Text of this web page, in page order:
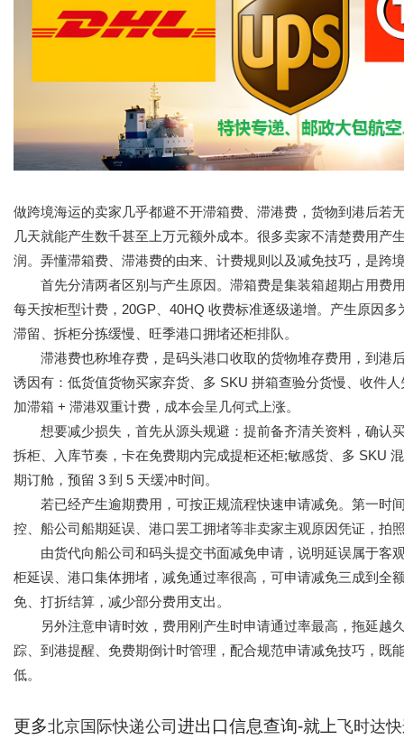
做跨境海运的卖家几乎都避不开滞箱费、滞港费，货物到港后若
几天就能产生数千甚至上万元额外成本。很多卖家不清楚费用
润。弄懂滞箱费、滞港费的由来、计费规则以及减免技巧，是跨
首先分清两者区别与产生原因。滞箱费是集装箱超期占用费
每天按柜型计费，20GP、40HQ 收费标准逐级递增。产生原因
滞留、拆柜分拣缓慢、旺季港口拥堵还柜排队。
滞港费也称堆存费，是码头港口收取的货物堆存费用，到港
诱因有：低货值货物买家弃货、多 SKU 拼箱查验分货慢、收件
加滞箱 + 滞港双重计费，成本会呈几何式上涨。
想要减少损失，首先从源头规避：提前备齐清关资料，确认
拆柜、入库节奏，卡在免费期内完成提柜还柜;敏感货、多 SKU
期订舱，预留 3 到 5 天缓冲时间。
若已经产生逾期费用，可按正规流程快速申请减免。第一时
控、船公司船期延误、港口罢工拥堵等非卖家主观原因凭证，拍
由货代向船公司和码头提交书面减免申请，说明延误属于客
柜延误、港口集体拥堵，减免通过率很高，可申请减免三成到全
免、打折结算，减少部分费用支出。
另外注意申请时效，费用刚产生时申请通过率最高，拖延越
踪、到港提醒、免费期倒计时管理，配合规范申请减免技巧，
低。
更多北京国际快递公司 进出口信息查询-就上飞时达